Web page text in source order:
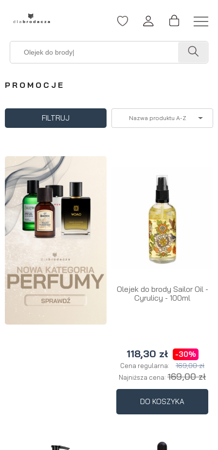
PROMOCJE
FILTRUJ Nazwa produktu A-Z
Olejek do brody Sailor Oil -
Cyrulicy - 100ml
118,30 zł -30%
Cena regularna: 169,00 zł
Najniższa cena: 169,00 zł
DO KOSZYKA